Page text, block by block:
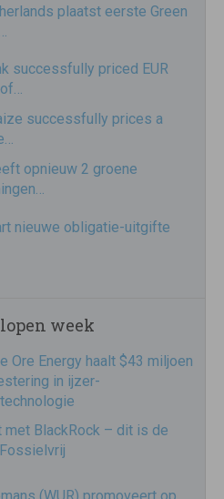
plaatst eerste Green
successfully priced EUR
successfully prices a
opnieuw 2 groene
nieuwe obligatie-uitgifte
week
Ore Energy haalt $43 miljoen
in ijzer-
met BlackRock – dit is de